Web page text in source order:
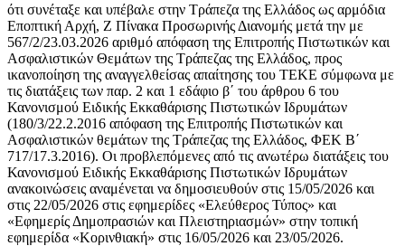
ότι συνέταξε και υπέβαλε στην Τράπεζα της Ελλάδος ως αρμόδια
Εποπτική Αρχή, Ζ Πίνακα Προσωρινής Διανομής μετά την με
567/2/23.03.2026 αριθμό απόφαση της Επιτροπής Πιστωτικών και
Ασφαλιστικών Θεμάτων της Τράπεζας της Ελλάδος, προς
ικανοποίηση της αναγγελθείσας απαίτησης του ΤΕΚΕ σύμφωνα με
τις διατάξεις των παρ. 2 και 1 εδάφιο β΄ του άρθρου 6 του
Κανονισμού Ειδικής Εκκαθάρισης Πιστωτικών Ιδρυμάτων
(180/3/22.2.2016 απόφαση της Επιτροπής Πιστωτικών και
Ασφαλιστικών θεμάτων της Τράπεζας της Ελλάδος, ΦΕΚ Β΄
717/17.3.2016). Οι προβλεπόμενες από τις ανωτέρω διατάξεις του
Κανονισμού Ειδικής Εκκαθάρισης Πιστωτικών Ιδρυμάτων
ανακοινώσεις αναμένεται να δημοσιευθούν στις 15/05/2026 και
στις 22/05/2026 στις εφημερίδες «Ελεύθερος Τύπος» και
«Εφημερίς Δημοπρασιών και Πλειστηριασμών» στην τοπική
εφημερίδα «Κορινθιακή» στις 16/05/2026 και 23/05/2026.